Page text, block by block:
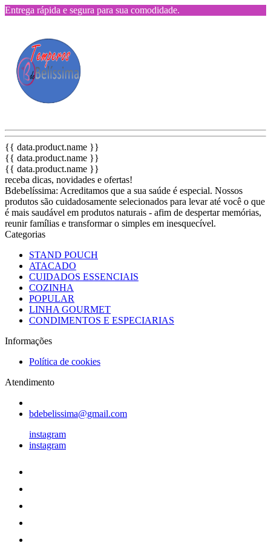
Entrega rápida e segura para sua comodidade.
{{ data.product.name }}
{{ data.product.name }}
{{ data.product.name }}
receba dicas, novidades e ofertas!
Bdebelíssima: Acreditamos que a sua saúde é especial. Nossos
produtos são cuidadosamente selecionados para levar até você o que
é mais saudável em produtos naturais - afim de despertar memórias,
reunir famílias e transformar o simples em inesquecível.
Categorias
STAND POUCH
ATACADO
CUIDADOS ESSENCIAIS
COZINHA
POPULAR
LINHA GOURMET
CONDIMENTOS E ESPECIARIAS
Informações
Política de cookies
Atendimento
bdebelissima@gmail.com
instagram
instagram